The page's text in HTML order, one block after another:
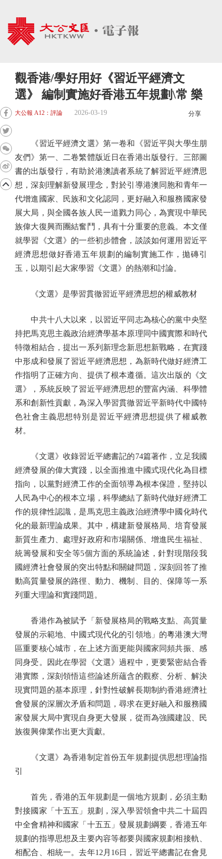
觀香港/學好用好《習近平經濟文
選》 編制實施好香港五年規劃\常 樂
大公報 A12：評論 2026-03-19 分享
《習近平經濟文選》第一卷和《習近平與大學生朋
友們》第一、二卷繁體版近日在香港出版發行。三部圖
書的出版發行，有助於港澳讀者系統了解習近平經濟思
想，深刻理解新發展理念，對於引導港澳同胞和青年一
代增進國家、民族和文化認同，更好融入和服務國家發
展大局，與全國各族人民一道戮力同心，為實現中華民
族偉大復興而團結奮鬥，具有十分重要的意義。本文僅
就學習《文選》的一些初步體會，談談如何運用習近平
經濟思想做好香港五年規劃的編制實施工作，拋磚引
玉，以期引起大家學習《文選》的熱潮和討論。
《文選》是學習貫徹習近平經濟思想的權威教材
中共十八大以來，以習近平同志為核心的黨中央堅
持把馬克思主義政治經濟學基本原理同中國實際和時代
特徵相結合，提出一系列新理念新思想新戰略，在實踐
中形成和發展了習近平經濟思想，為新時代做好經濟工
作指明了正確方向、提供了根本遵循。這次出版的《文
選》，系統反映了習近平經濟思想的豐富內涵、科學體
系和創新性貢獻，為深入學習貫徹習近平新時代中國特
色社會主義思想特別是習近平經濟思想提供了權威教
材。
《文選》收錄習近平總書記的74篇著作，立足我國
經濟發展的偉大實踐，以全面推進中國式現代化為目標
指向，以黨對經濟工作的全面領導為根本保證，堅持以
人民為中心的根本立場，科學總結了新時代做好經濟工
作的規律性認識，是馬克思主義政治經濟學中國化時代
化的最新理論成果。其中，構建新發展格局、培育發展
新質生產力、處理好政府和市場關係、增進民生福祉、
統籌發展和安全等5個方面的系統論述，針對現階段我
國經濟社會發展的突出特點和關鍵問題，深刻回答了推
動高質量發展的路徑、動力、機制、目的、保障等一系
列重大理論和實踐問題。
香港作為被賦予「新發展格局的戰略支點、高質量
發展的示範地、中國式現代化的引領地」的粵港澳大灣
區重要核心城市，在上述方面更能與國家同頻共振、感
同身受。因此在學習《文選》過程中，更要緊密結合香
港實際，深刻領悟這些論述所蘊含的觀察、分析、解決
現實問題的基本原理，針對性破解長期制約香港經濟社
會發展的深層次矛盾和問題，尋求在更好融入和服務國
家發展大局中實現自身更大發展，從而為強國建設、民
族復興偉業作出更大貢獻。
《文選》為香港制定首份五年規劃提供思想理論指
引
首先，香港的五年規劃是一個地方規劃，必須主動
對接國家「十五五」規劃，深入學習領會中共二十屆四
中全會精神和國家「十五五」發展規劃綱要，香港五年
規劃的指導思想及主要內容等都要與國家規劃相接軌、
相配合、相統一。去年12月16日，習近平總書記在會見